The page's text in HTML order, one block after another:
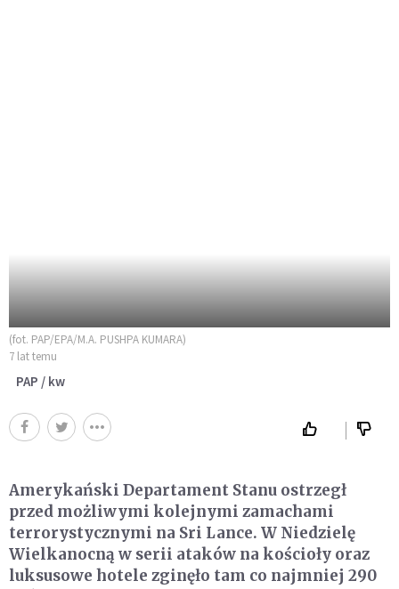
(fot. PAP/EPA/M.A. PUSHPA KUMARA)
7 lat temu
PAP / kw
Amerykański Departament Stanu ostrzegł
przed możliwymi kolejnymi zamachami
terrorystycznymi na Sri Lance. W Niedzielę
Wielkanocną w serii ataków na kościoły oraz
luksusowe hotele zginęło tam co najmniej 290